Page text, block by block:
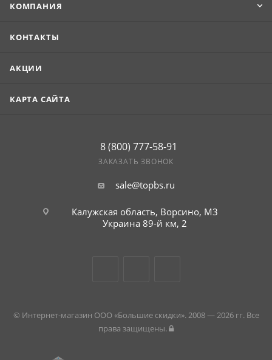
КОМПАНИЯ
КОНТАКТЫ
АКЦИИ
КАРТА САЙТА
8 (800) 777-58-91
ЗАКАЗАТЬ ЗВОНОК
sale@topbs.ru
Калужская область, Ворсино, М3
Украина 89-й км, 2
© Интернет-магазин ООО «Большие скидки». 2008 — 2026 гг. Все
права защищены.